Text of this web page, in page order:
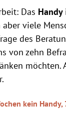
Das Handy
viele
des
von zehn
möchten.
kein